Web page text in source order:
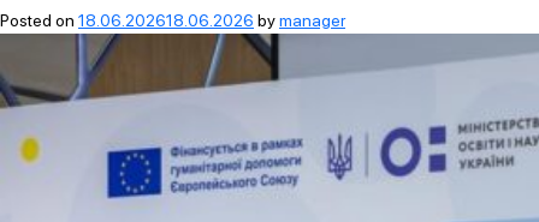
Posted on 18.06.202618.06.2026 bymanager